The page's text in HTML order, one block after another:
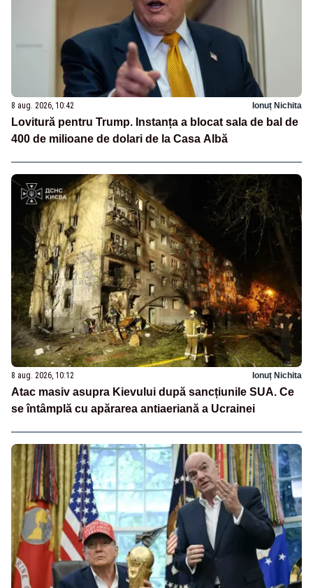
8 aug. 2026, 10:42 Ionuț Nichita
Lovitură pentru Trump. Instanța a blocat sala de bal de
400 de milioane de dolari de la Casa Albă
8 aug. 2026, 10:12 Ionuț Nichita
Atac masiv asupra Kievului după sancțiunile SUA. Ce
se întâmplă cu apărarea antiaeriană a Ucrainei